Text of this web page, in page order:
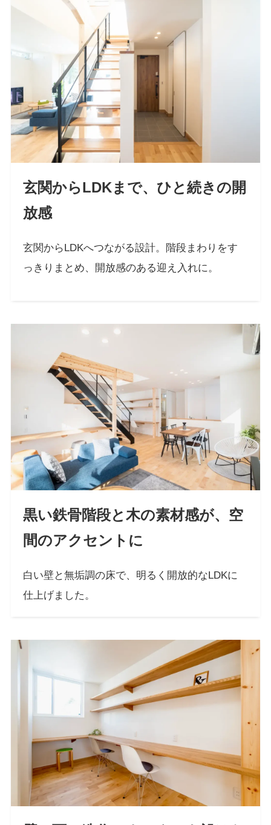
玄関からLDKまで、ひと続きの開
放感
玄関からLDKへつながる設計。階段まわりをす
っきりまとめ、開放感のある迎え入れに。
黒い鉄骨階段と木の素材感が、空
間のアクセントに
白い壁と無垢調の床で、明るく開放的なLDKに
仕上げました。